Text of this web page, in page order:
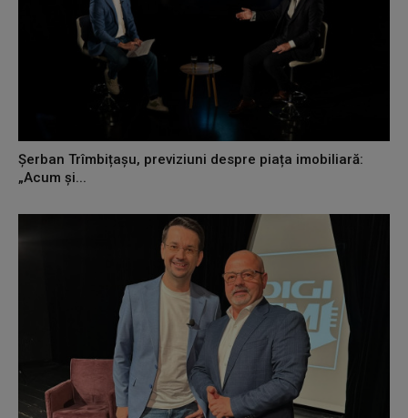
Șerban Trîmbițașu, previziuni despre piața imobiliară:
„Acum și...